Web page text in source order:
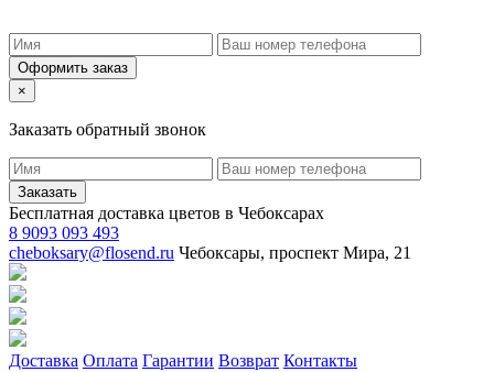
Оформить заказ
×
Заказать обратный звонок
Заказать
Бесплатная доставка цветов в Чебоксарах
8 9093 093 493
cheboksary@flosend.ru Чебоксары, проспект Мира, 21
Доставка Оплата Гарантии Возврат Контакты